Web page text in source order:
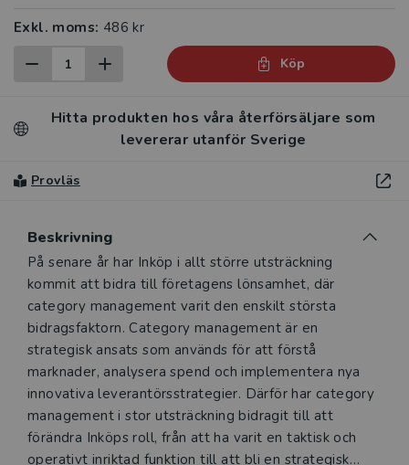
Exkl. moms: 486 kr
Köp
Hitta produkten hos våra återförsäljare som
levererar utanför Sverige
Provläs
Beskrivning
Beskrivning
På senare år har Inköp i allt större utsträckning
kommit att bidra till företagens lönsamhet, där
category management varit den enskilt största
bidragsfaktorn. Category management är en
strategisk ansats som används för att förstå
marknader, analysera spend och implementera nya
innovativa leverantörsstrategier. Därför har category
management i stor utsträckning bidragit till att
förändra Inköps roll, från att ha varit en taktisk och
operativt inriktad funktion till att bli en strategisk